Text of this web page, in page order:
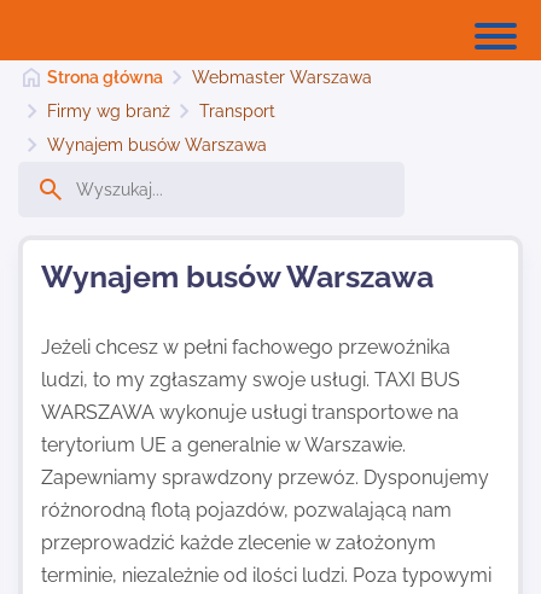
Strona główna
Dodaj stronę
Najnowsze
Strona główna
Webmaster Warszawa
Firmy wg branż
Transport
Wynajem busów Warszawa
Wynajem busów Warszawa
Jeżeli chcesz w pełni fachowego przewoźnika
ludzi, to my zgłaszamy swoje usługi. TAXI BUS
WARSZAWA wykonuje usługi transportowe na
terytorium UE a generalnie w Warszawie.
Zapewniamy sprawdzony przewóz. Dysponujemy
różnorodną flotą pojazdów, pozwalającą nam
przeprowadzić każde zlecenie w założonym
terminie, niezależnie od ilości ludzi. Poza typowymi